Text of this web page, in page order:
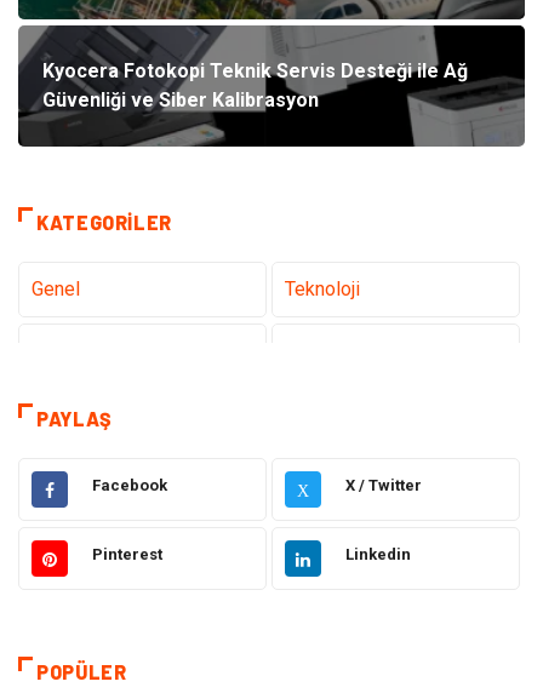
Kyocera Fotokopi Teknik Servis Desteği ile Ağ
Güvenliği ve Siber Kalibrasyon
KATEGORILER
Genel Teknoloji
Eğitim
Dekorasyon Elektronik
Güzellik Makine
Sağlıklı Yaşam
PAYLAŞ
Facebook X X / Twitter
Pinterest Linkedin
POPÜLER